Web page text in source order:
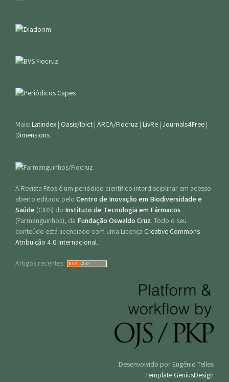
Mais: Latindex | Oasis/Ibict | ARCA/Fiocruz | LivRe | Journals4Free |
Dimensions
A Revista Fitos é um periódico científico interdisciplinar em acesso
aberto editado pelo Centro de Inovação em Biodiversidade e
Saúde (CIBS) do Instituto de Tecnologia em Fármacos
(Farmanguinhos), da Fundação Oswaldo Cruz. Todo o seu
conteúdo está licenciado com uma Licença Creative Commons -
Atribuição 4.0 Internacional.
Artigos recentes:
Desenvolvido por Eugênio Telles
Template GeniusDesign